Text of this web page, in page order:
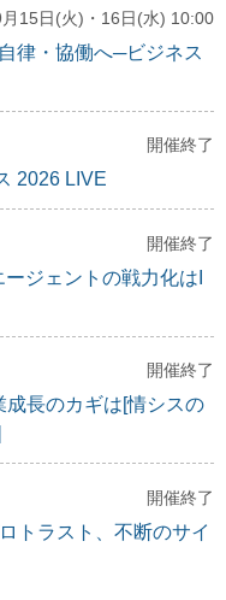
15日(火)・16日(水) 10:00
律・協働へ─ビジネス
開催終了
2026 LIVE
開催終了
ジェントの戦力化はI
開催終了
成長のカギは[情シスの
開催終了
トラスト、不断のサイ